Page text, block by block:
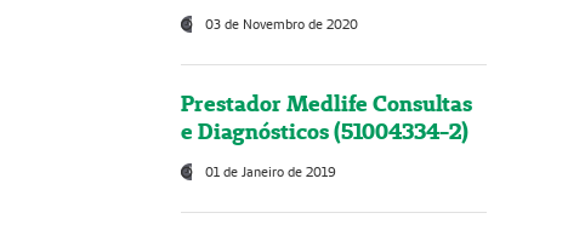
03 de Novembro de 2020
Prestador Medlife Consultas
e Diagnósticos (51004334-2)
01 de Janeiro de 2019